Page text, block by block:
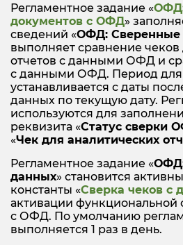
Регламентное задание «
документов с ОФД»
сведений «ОФД: Сверенные
выполняет сравнение чеков
отчетов с данными ОФД и
с данными ОФД. Период для
устанавливается с даты
данных по текущую дату.
используются для
реквизита «Статус сверки
«Чек для аналитических
Регламентное задание «
данных» становится
константы «Сверка чеков
активации функциональной
с ОФД. По умолчанию
выполняется 1 раз в день.